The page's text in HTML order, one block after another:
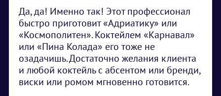
Да, да! Именно так! Этот профессионал
быстро приготовит «Адриатику» или
«Космополитен». Коктейлем «Карнавал»
или «Пина Колада» его тоже не
озадачишь. Достаточно желания клиента
и любой коктейль с абсентом или бренди,
виски или ромом мгновенно готовится.